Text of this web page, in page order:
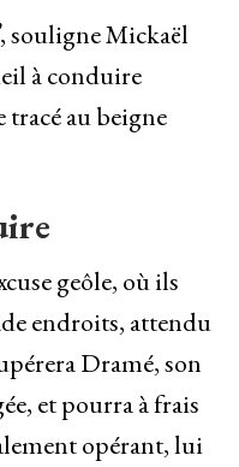
, souligne Mickaël
à conduire
au beigne
geôle, où ils
endroits, attendu
Dramé, son
et pourra à frais
opérant, lui